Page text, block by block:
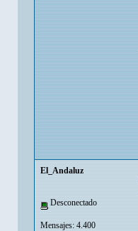
El_Andaluz
Desconectado
Mensajes: 4.400